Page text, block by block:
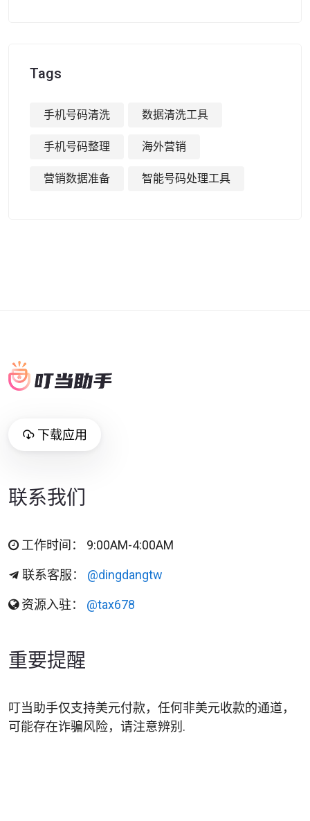
Tags
手机号码清洗 数据清洗工具
手机号码整理 海外营销
营销数据准备 智能号码处理工具
下载应用
联系我们
工作时间： 9:00AM-4:00AM
联系客服： @dingdangtw
资源入驻： @tax678
重要提醒
叮当助手仅支持美元付款，任何非美元收款的通道，
可能存在诈骗风险，请注意辨别.